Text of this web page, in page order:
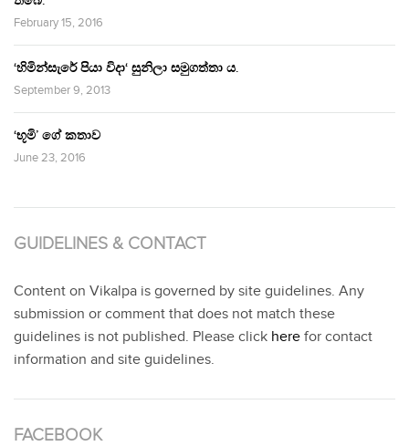
February 15, 2016
‘හිමින්සැරේ පියා විදා‘ සුනිලා සමුගත්තා ය.
September 9, 2013
‘භූමි’ ගේ කතාව
June 23, 2016
GUIDELINES & CONTACT
Content on Vikalpa is governed by site guidelines. Any
submission or comment that does not match these
guidelines is not published. Please click here for contact
information and site guidelines.
FACEBOOK